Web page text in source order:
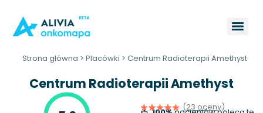
Strona główna > Placówki > Centrum Radioterapii Amethyst
Centrum Radioterapii Amethyst
(23 oceny)